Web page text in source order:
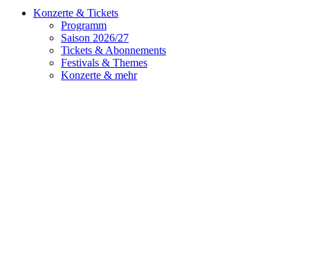
Konzerte & Tickets
Programm
Saison 2026/27
Tickets & Abonnements
Festivals & Themes
Konzerte & mehr